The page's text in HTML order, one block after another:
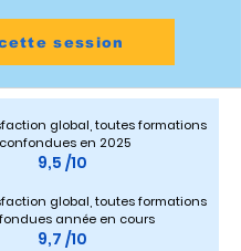
session
global, toutes formations
confondues en 2025
9,5 /10
global, toutes formations
année en cours
9,7 /10